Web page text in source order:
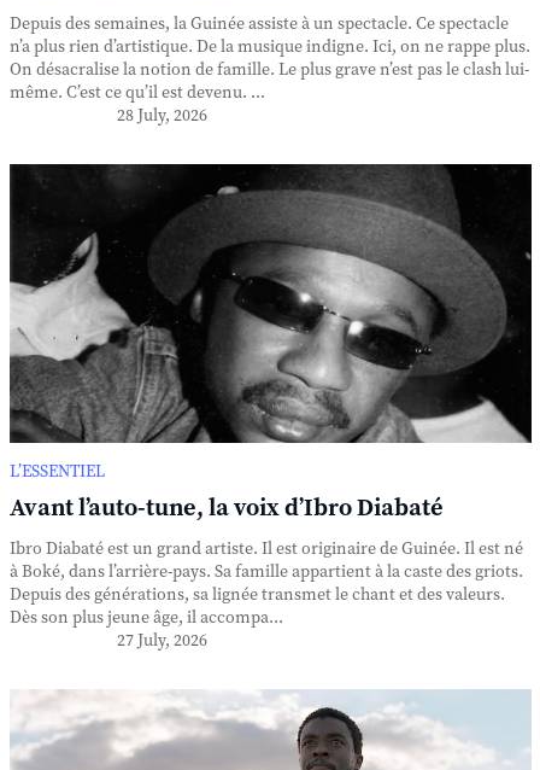
Depuis des semaines, la Guinée assiste à un spectacle. Ce spectacle
n’a plus rien d’artistique. De la musique indigne. Ici, on ne rappe plus.
On désacralise la notion de famille. Le plus grave n’est pas le clash lui-
même. C’est ce qu’il est devenu. ...
28 July, 2026
L’ESSENTIEL
Avant l’auto-tune, la voix d’Ibro Diabaté
Ibro Diabaté est un grand artiste. Il est originaire de Guinée. Il est né
à Boké, dans l’arrière-pays. Sa famille appartient à la caste des griots.
Depuis des générations, sa lignée transmet le chant et des valeurs.
Dès son plus jeune âge, il accompa...
27 July, 2026